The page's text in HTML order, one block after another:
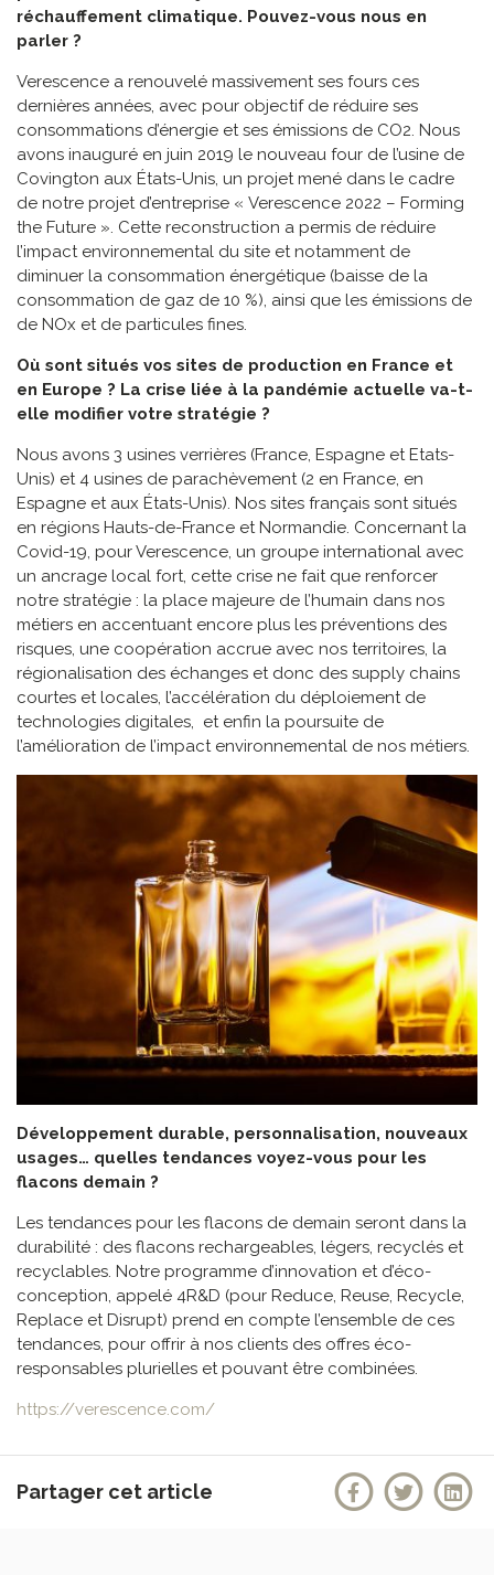
réchauffement climatique. Pouvez-vous nous en
parler ?
Verescence a renouvelé massivement ses fours ces
dernières années, avec pour objectif de réduire ses
consommations d’énergie et ses émissions de CO2. Nous
avons inauguré en juin 2019 le nouveau four de l’usine de
Covington aux États-Unis, un projet mené dans le cadre
de notre projet d’entreprise « Verescence 2022 – Forming
the Future ». Cette reconstruction a permis de réduire
l’impact environnemental du site et notamment de
diminuer la consommation énergétique (baisse de la
consommation de gaz de 10 %), ainsi que les émissions de
de NOx et de particules fines.
Où sont situés vos sites de production en France et
en Europe ? La crise liée à la pandémie actuelle va-t-
elle modifier votre stratégie ?
Nous avons 3 usines verrières (France, Espagne et Etats-
Unis) et 4 usines de parachèvement (2 en France, en
Espagne et aux États-Unis). Nos sites français sont situés
en régions Hauts-de-France et Normandie. Concernant la
Covid-19, pour Verescence, un groupe international avec
un ancrage local fort, cette crise ne fait que renforcer
notre stratégie : la place majeure de l’humain dans nos
métiers en accentuant encore plus les préventions des
risques, une coopération accrue avec nos territoires, la
régionalisation des échanges et donc des supply chains
courtes et locales, l’accélération du déploiement de
technologies digitales, et enfin la poursuite de
l’amélioration de l’impact environnemental de nos métiers.
Développement durable, personnalisation, nouveaux
usages… quelles tendances voyez-vous pour les
flacons demain ?
Les tendances pour les flacons de demain seront dans la
durabilité : des flacons rechargeables, légers, recyclés et
recyclables. Notre programme d’innovation et d’éco-
conception, appelé 4R&D (pour Reduce, Reuse, Recycle,
Replace et Disrupt) prend en compte l’ensemble de ces
tendances, pour offrir à nos clients des offres éco-
responsables plurielles et pouvant être combinées.
https://verescence.com/
Partager cet article